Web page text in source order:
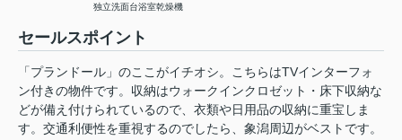
独立洗面台浴室乾燥機
セールスポイント
「プランドール」のここがイチオシ。こちらはTVインターフォ
ン付きの物件です。収納はウォークインクロゼット・床下収納な
どが備え付けられているので、衣類や日用品の収納に重宝しま
す。交通利便性を重視するのでしたら、象潟周辺がベストです。